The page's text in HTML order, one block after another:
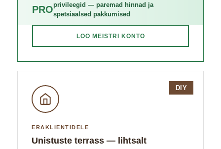
PROprivileegid — paremad hinnad ja
spetsiaalsed pakkumised
LOO MEISTRI KONTO
DIY
ERAKLIENTIDELE
Unistuste terrass — lihtsalt